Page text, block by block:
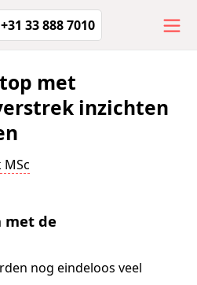
+31 33 888 7010
met
inzichten
MSc
met de
nog eindeloos veel